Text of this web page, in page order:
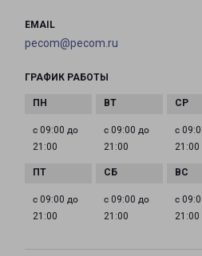
EMAIL
pecom@pecom.ru
ГРАФИК РАБОТЫ
с 09:00 до
21:00
с 09:00 до
21:00
с
21:00
с 09:00 до
21:00
с 09:00 до
21:00
с
21:00